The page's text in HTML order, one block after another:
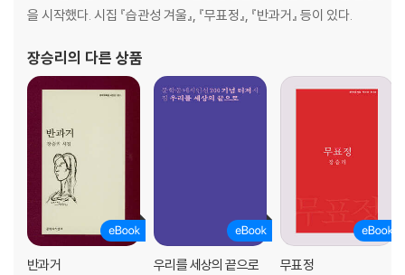
을 시작했다. 시집 『습관성 겨울』, 『무표정』, 『반과거』 등이 있다.
장승리 의 다른 상품
반과거 우리를 세상의 끝으로 무표정